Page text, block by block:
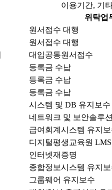
이용기간, 기
위탁업
원서접수 대행
원서접수 대행
대입공통원서접수
등록금 수납
등록금 수납
등록금 수납
시스템 및 DB 유지보수
네트워크 및 보안솔루
급여회계시스템 유지
디지털평생교육원
인터넷재증명
종합정보시스템 유지
그룹웨어 유지보수